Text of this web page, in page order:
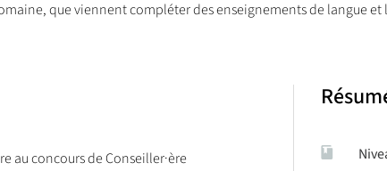
que viennent compléter des enseignements de langue et
au concours de Conseiller·ère